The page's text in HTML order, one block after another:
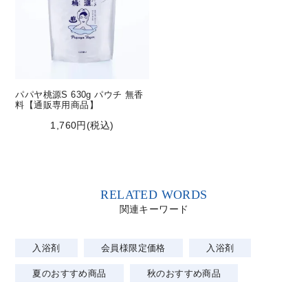
パパヤ桃源S 630g パウチ 無香
料【通販専用商品】
1,760円(税込)
RELATED WORDS
関連キーワード
入浴剤 会員様限定価格 入浴剤
夏のおすすめ商品 秋のおすすめ商品